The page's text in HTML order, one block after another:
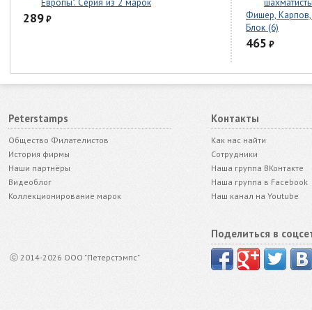
289₽
Фишер,
Блок (6)
465 ₽
Peterstamps
Общество Филателистов
История фирмы
Наши партнёры
Видеоблог
Коллекционирование марок
ⓒ 2014-2026 ООО "Петерстэмпс"
Контакты
Как нас найти
Сотрудники
Наша группа ВКонтакте
Наша группа в Facebook
Наш канал на Youtube
Поделиться в